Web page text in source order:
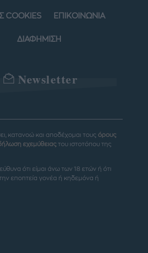
COOKIES ΕΠΙΚΟΙΝΩΝΙΑ
ΔΙΑΦΗΜΙΣΗ
Newsletter
κατανοώ και αποδέχομαι τους όρους
εχεμύθειας του ιστοτόπου της
ότι είμαι άνω των 18 ετών ή ότι
εποπτεία γονέα ή κηδεμόνα ή